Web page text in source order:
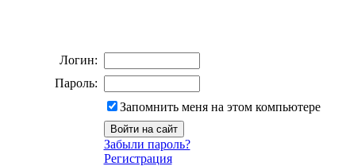
Логин:
Пароль:
Запомнить меня на этом компьютере
Забыли пароль?
Регистрация